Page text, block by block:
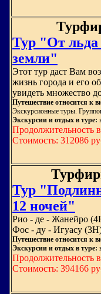
Тур "От льда
земли"
Этот тур даст Вам
жизнь города и его
увидеть множество
Путешествие относится к
Экскурсионные туры.
Экскурсии и отдых в туре:
Продолжительность
Стоимость: 312086
Тур
12 ночей"
Рио - де - Жанейро
Фос - ду - Игуасу
Путешествие относится к
Экскурсии и отдых в туре:
Продолжительность
Стоимость: 394166